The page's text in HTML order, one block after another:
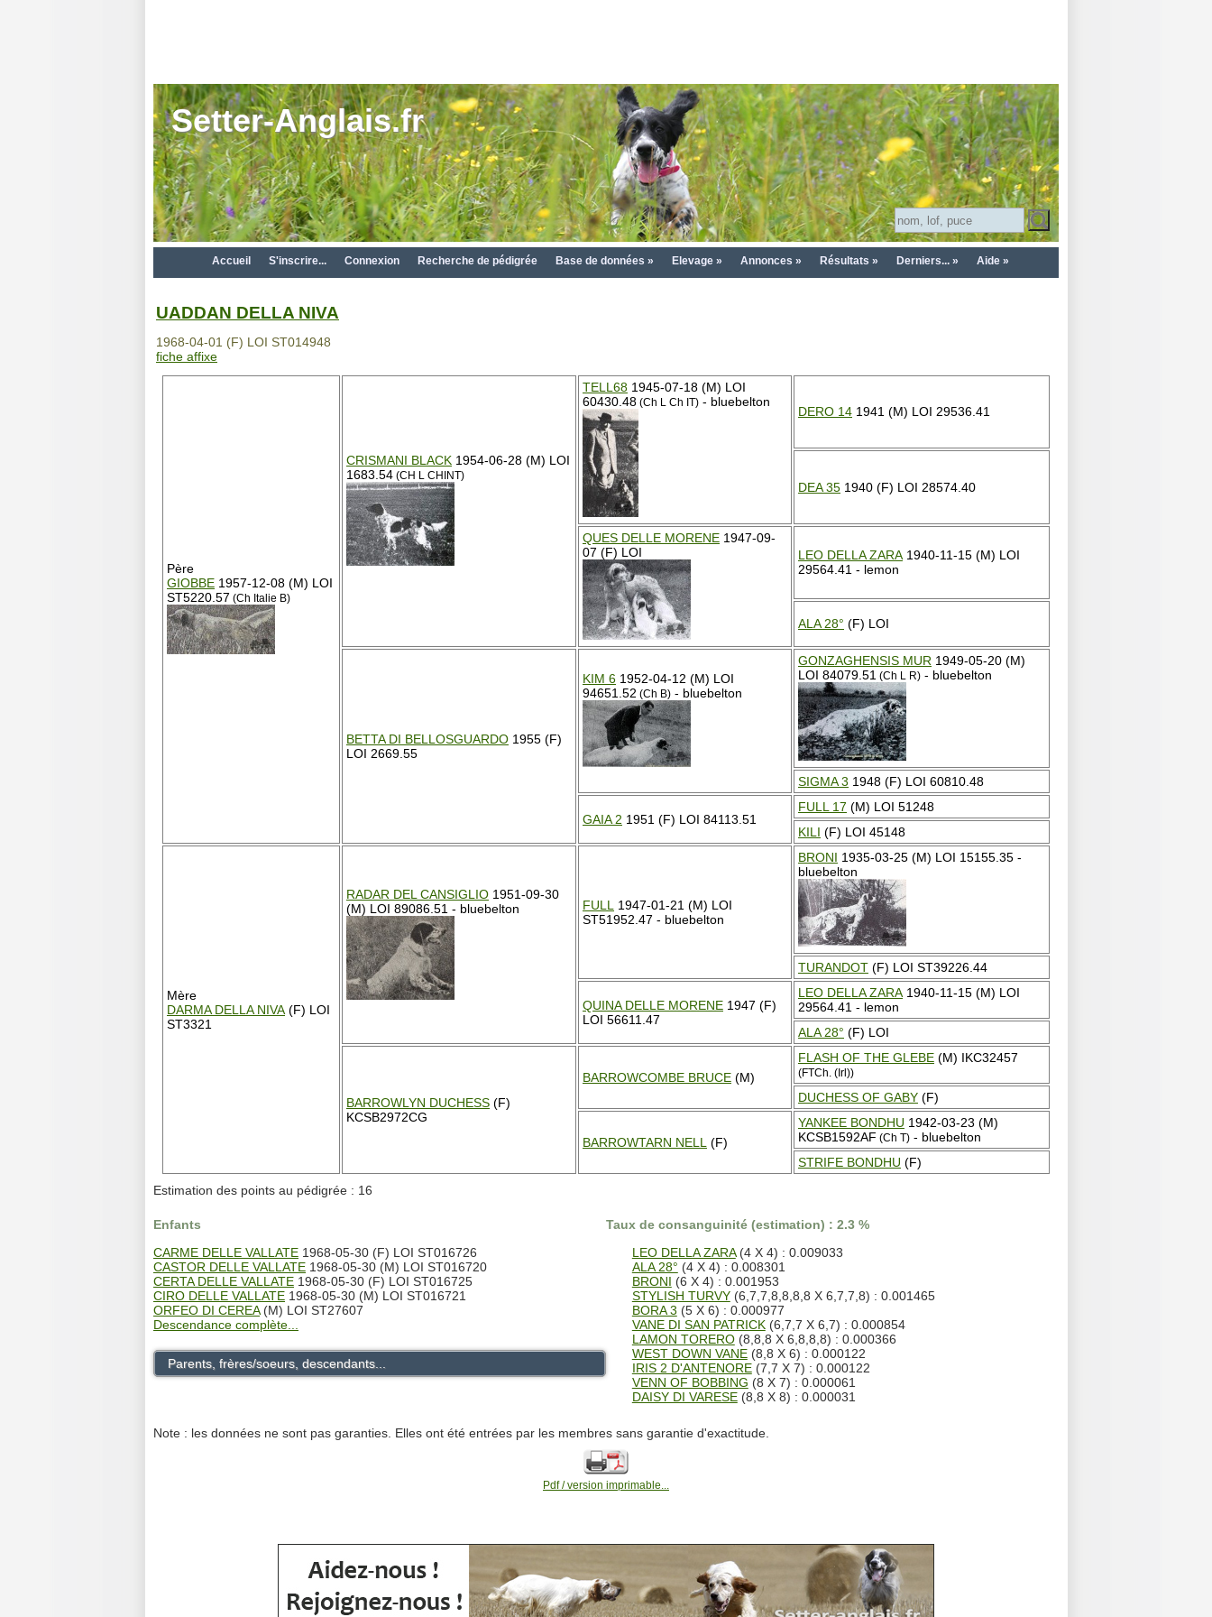
Setter-Anglais.fr
Accueil S'inscrire... Connexion Recherche de pédigrée Base de données » Elevage » Annonces » Résultats » Derniers... » Aide »
UADDAN DELLA NIVA
1968-04-01 (F) LOI ST014948
fiche affixe
Père
GIOBBE 1957-12-08 (M) LOI
ST5220.57 (Ch Italie B)
CRISMANI BLACK 1954-06-28 (M) LOI
1683.54 (CH L CHINT)
TELL68 1945-07-18 (M) LOI
60430.48 (Ch L Ch IT) - bluebelton
DERO 14 1941 (M) LOI 29536.41
DEA 35 1940 (F) LOI 28574.40
QUES DELLE MORENE 1947-09-
07 (F) LOI
LEO DELLA ZARA 1940-11-15 (M) LOI
29564.41 - lemon
ALA 28° (F) LOI
BETTA DI BELLOSGUARDO 1955 (F)
LOI 2669.55
KIM 6 1952-04-12 (M) LOI
94651.52 (Ch B) - bluebelton
GONZAGHENSIS MUR 1949-05-20 (M)
LOI 84079.51 (Ch L R) - bluebelton
SIGMA 3 1948 (F) LOI 60810.48
GAIA 2 1951 (F) LOI 84113.51
FULL 17 (M) LOI 51248
KILI (F) LOI 45148
Mère
DARMA DELLA NIVA (F) LOI
ST3321
RADAR DEL CANSIGLIO 1951-09-30
(M) LOI 89086.51 - bluebelton
FULL
1947-01-21 (M) LOI
ST51952.47 - bluebelton
BRONI 1935-03-25 (M) LOI 15155.35 -
bluebelton
TURANDOT (F) LOI ST39226.44
QUINA DELLE MORENE 1947 (F)
LOI 56611.47
LEO DELLA ZARA 1940-11-15 (M) LOI
29564.41 - lemon
ALA 28° (F) LOI
BARROWLYN DUCHESS (F)
KCSB2972CG
BARROWCOMBE BRUCE (M)
FLASH OF THE GLEBE (M) IKC32457
(FTCh. (Irl))
DUCHESS OF GABY (F)
BARROWTARN NELL (F)
YANKEE BONDHU 1942-03-23 (M)
KCSB1592AF (Ch T) - bluebelton
STRIFE BONDHU (F)
Estimation des points au pédigrée : 16
Enfants
CARME DELLE VALLATE 1968-05-30 (F) LOI ST016726
CASTOR DELLE VALLATE 1968-05-30 (M) LOI ST016720
CERTA DELLE VALLATE 1968-05-30 (F) LOI ST016725
CIRO DELLE VALLATE 1968-05-30 (M) LOI ST016721
ORFEO DI CEREA(M) LOI ST27607
Descendance complète...
Parents, frères/soeurs, descendants...
Taux de consanguinité (estimation) : 2.3 %
LEO DELLA ZARA(4 X 4) : 0.009033
ALA 28° (4 X 4) : 0.008301
BRONI (6 X 4) : 0.001953
STYLISH TURVY(6,7,7,8,8,8,8 X 6,7,7,8) : 0.001465
BORA 3 (5 X 6) : 0.000977
VANE DI SAN PATRICK(6,7,7 X 6,7) : 0.000854
LAMON TORERO(8,8,8 X 6,8,8,8) : 0.000366
WEST DOWN VANE(8,8 X 6) : 0.000122
IRIS 2 D'ANTENORE(7,7 X 7) : 0.000122
VENN OF BOBBING (8 X 7) : 0.000061
DAISY DI VARESE(8,8 X 8) : 0.000031
Note : les données ne sont pas garanties. Elles ont été entrées par les membres sans garantie d'exactitude.
Pdf / version imprimable...